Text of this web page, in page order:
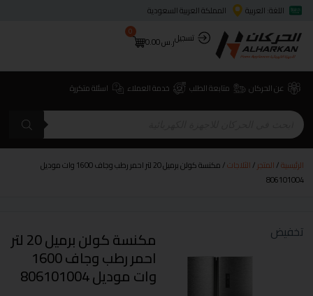
اللغة: العربية
المملكة العربية السعودية
تسجيلر.س0.00
0
عن الحركان متابعة الطلب خدمة العملاء اسئلة متكررة
الرئيسية/المتجر/الثلاجات
/ مكنسة كولن برميل 20 لتر احمر رطب وجاف 1600 وات موديل
806101004
تخفيض مكنسة كولن برميل 20 لتر
احمر رطب وجاف 1600
وات موديل 806101004